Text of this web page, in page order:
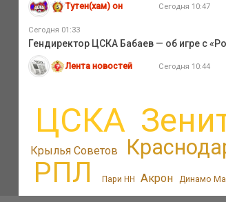
Тутен(хам) он Сегодня 10:47
Сегодня 01:33
Гендиректор ЦСКА Бабаев — об игре с
Лента новостей Сегодня 10:44
ЦСКА
Крылья Советов
РПЛ Пари НН Акрон Динамо